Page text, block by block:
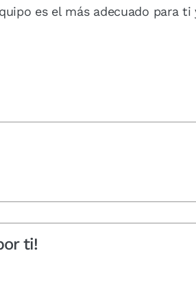
es el más adecuado para
ti!